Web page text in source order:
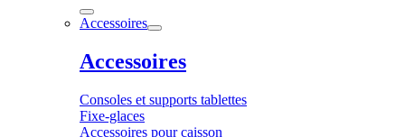
Accessoires
Accessoires
Consoles et supports tablettes
Fixe-glaces
Accessoires pour caisson